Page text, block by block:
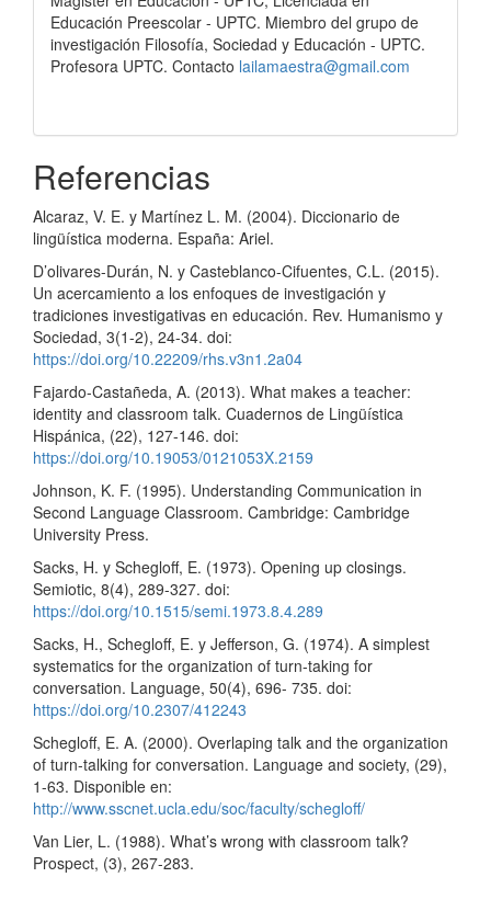
Educación Preescolar - UPTC. Miembro del grupo de
investigación Filosofía, Sociedad y Educación - UPTC.
Profesora UPTC. Contacto lailamaestra@gmail.com
Referencias
Alcaraz, V. E. y Martínez L. M. (2004). Diccionario de
lingüística moderna. España: Ariel.
D’olivares-Durán, N. y Casteblanco-Cifuentes, C.L. (2015).
Un acercamiento a los enfoques de investigación y
tradiciones investigativas en educación. Rev. Humanismo y
Sociedad, 3(1-2), 24-34. doi:
https://doi.org/10.22209/rhs.v3n1.2a04
Fajardo-Castañeda, A. (2013). What makes a teacher:
identity and classroom talk. Cuadernos de Lingüística
Hispánica, (22), 127-146. doi:
https://doi.org/10.19053/0121053X.2159
Johnson, K. F. (1995). Understanding Communication in
Second Language Classroom. Cambridge: Cambridge
University Press.
Sacks, H. y Schegloff, E. (1973). Opening up closings.
Semiotic, 8(4), 289-327. doi:
https://doi.org/10.1515/semi.1973.8.4.289
Sacks, H., Schegloff, E. y Jefferson, G. (1974). A simplest
systematics for the organization of turn-taking for
conversation. Language, 50(4), 696- 735. doi:
https://doi.org/10.2307/412243
Schegloff, E. A. (2000). Overlaping talk and the organization
of turn-talking for conversation. Language and society, (29),
1-63. Disponible en:
http://www.sscnet.ucla.edu/soc/faculty/schegloff/
Van Lier, L. (1988). What’s wrong with classroom talk?
Prospect, (3), 267-283.